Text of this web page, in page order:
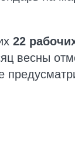
22
весны